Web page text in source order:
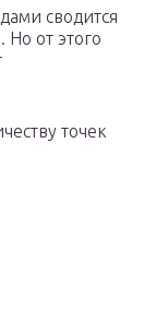
сводится
Но от этого
точек